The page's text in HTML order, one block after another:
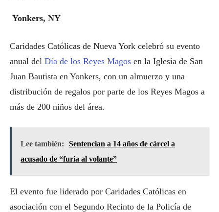
Yonkers, NY
Caridades Católicas de Nueva York celebró su evento
anual del Día de los Reyes Magos en la Iglesia de San
Juan Bautista en Yonkers, con un almuerzo y una
distribución de regalos por parte de los Reyes Magos a
más de 200 niños del área.
Lee también:
Sentencian a 14 años de cárcel a
acusado de “furia al volante”
El evento fue liderado por Caridades Católicas en
asociación con el Segundo Recinto de la Policía de